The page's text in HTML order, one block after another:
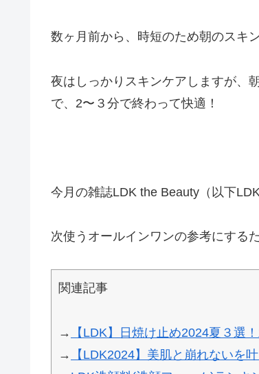
数ヶ月前から、時短のため朝のスキ
夜はしっかりスキンケアしますが
で、2〜３分で終わって快適！
今月の雑誌LDK the Beauty（以下
次使うオールインワンの参考にする
関連記事
→
【LDK】日焼け止め2024夏３選
→
【LDK2024】美肌と崩れないを